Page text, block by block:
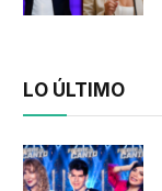
LO ÚLTIMO